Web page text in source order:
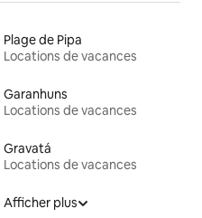
Plage de Pipa
Locations de vacances
Garanhuns
Locations de vacances
Gravatá
Locations de vacances
Afficher plus